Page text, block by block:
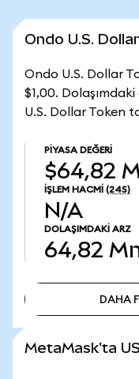
Ondo U.S.
Ondo U.S. Dollar
$1,00.
U.S. Dollar Token
PIYASA DEĞERI
$64,82
İŞLEM HACMI (24S)
N/A
DOLAŞIMDAKI ARZ
64,82
DAHA
MetaMask'ta